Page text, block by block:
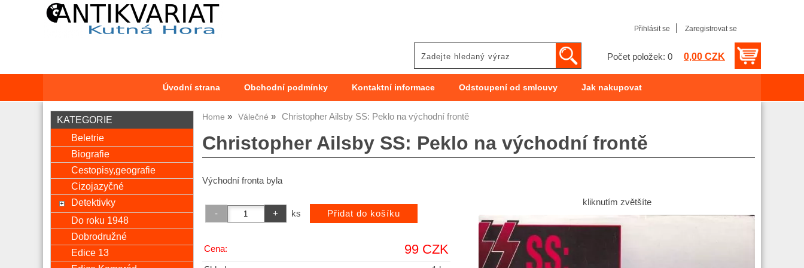
Přihlásit se Zaregistrovat se
Počet položek: 0 0,00 CZK
Úvodní strana Obchodní podmínky Kontaktní informace Odstoupení od smlouvy Jak nakupovat
Home Válečné Christopher Ailsby SS: Peklo na východní frontě
Christopher Ailsby SS: Peklo na východní frontě
Východní fronta byla
kliknutím zvětšíte
ks
Cena: 99 CZK
KATEGORIE
Beletrie
Biografie
Cestopisy,geografie
Cizojazyčné
Detektivky
Do roku 1948
Dobrodružné
Edice 13